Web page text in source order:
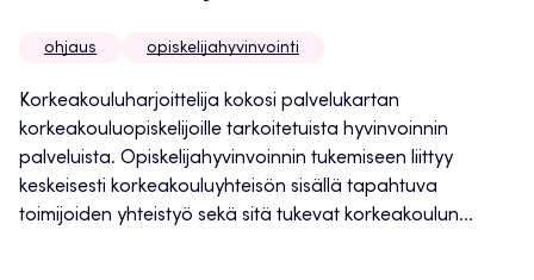
ohjaus opiskelijahyvinvointi
Korkeakouluharjoittelija kokosi palvelukartan
korkeakouluopiskelijoille tarkoitetuista hyvinvoinnin
palveluista. Opiskelijahyvinvoinnin tukemiseen liittyy
keskeisesti korkeakouluyhteisön sisällä tapahtuva
toimijoiden yhteistyö sekä sitä tukevat korkeakoulun...